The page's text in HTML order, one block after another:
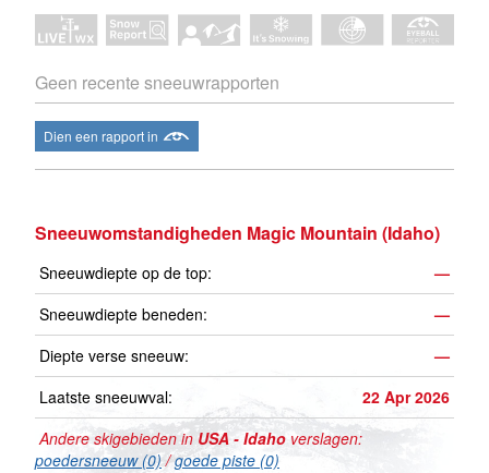
Geen recente sneeuwrapporten
Dien een rapport in
Sneeuwomstandigheden Magic Mountain (Idaho)
Sneeuwdiepte op de top:
—
Sneeuwdiepte beneden:
—
Diepte verse sneeuw:
—
Laatste sneeuwval:
22 Apr 2026
Andere skigebieden in USA - Idaho verslagen:
poedersneeuw (0)/goede piste (0)